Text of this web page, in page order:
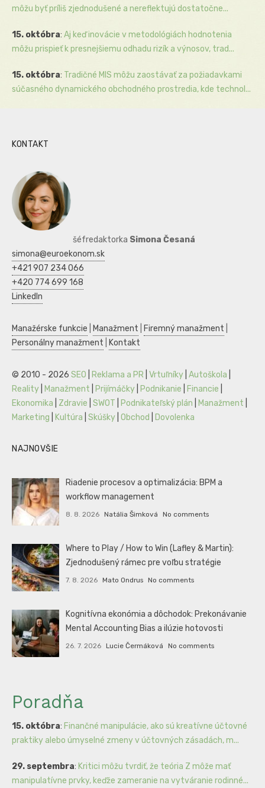
môžu byť príliš zjednodušené a nereflektujú dostatočne...
15. októbra: Aj keď inovácie v metodológiách hodnotenia
môžu prispieť k presnejšiemu odhadu rizík a výnosov, trad...
15. októbra: Tradičné MIS môžu zaostávať za požiadavkami
súčasného dynamického obchodného prostredia, kde technol...
KONTAKT
šéfredaktorka Simona Česaná
simona@euroekonom.sk
+421 907 234 066
+420 774 699 168
LinkedIn
Manažérske funkcie Manažment Firemný manažment
Personálny manažment
Kontakt
© 2010 - 2026 SEO Reklama a PR Vrtuľníky Autoškola
Reality
Manažment Prijímáčky Podnikanie Financie
Ekonomika
Zdravie SWOT Podnikateľský plán Manažment
Marketing
Kultúra Skúšky Obchod Dovolenka
NAJNOVŠIE
Riadenie procesov a optimalizácia: BPM a
workflow management
8. 8. 2026 Natália Šimková No comments
Where to Play / How to Win (Lafley & Martin):
Zjednodušený rámec pre voľbu stratégie
7. 8. 2026 Mato Ondrus No comments
Kognitívna ekonómia a dôchodok: Prekonávanie
Mental Accounting Bias a ilúzie hotovosti
26. 7. 2026 Lucie Čermáková No comments
Poradňa
15. októbra: Finančné manipulácie, ako sú kreatívne účtovné
praktiky alebo úmyselné zmeny v účtovných zásadách, m...
29. septembra: Kritici môžu tvrdiť, že teória Z môže mať
manipulatívne prvky, keďže zameranie na vytváranie rodinné...